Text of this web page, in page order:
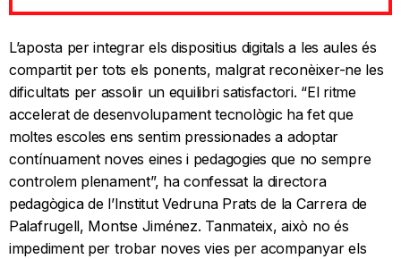
L’aposta per integrar els dispositius digitals a les aules és
compartit per tots els ponents, malgrat reconèixer-ne les
dificultats per assolir un equilibri satisfactori. “El ritme
accelerat de desenvolupament tecnològic ha fet que
moltes escoles ens sentim pressionades a adoptar
contínuament noves eines i pedagogies que no sempre
controlem plenament”, ha confessat la directora
pedagògica de l’Institut Vedruna Prats de la Carrera de
Palafrugell, Montse Jiménez. Tanmateix, això no és
impediment per trobar noves vies per acompanyar els